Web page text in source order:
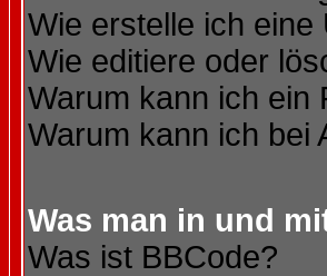
Wie erstelle ich eine
Wie editiere oder
Warum kann ich ein
Warum kann ich bei
Was man in und
Was ist BBCode?